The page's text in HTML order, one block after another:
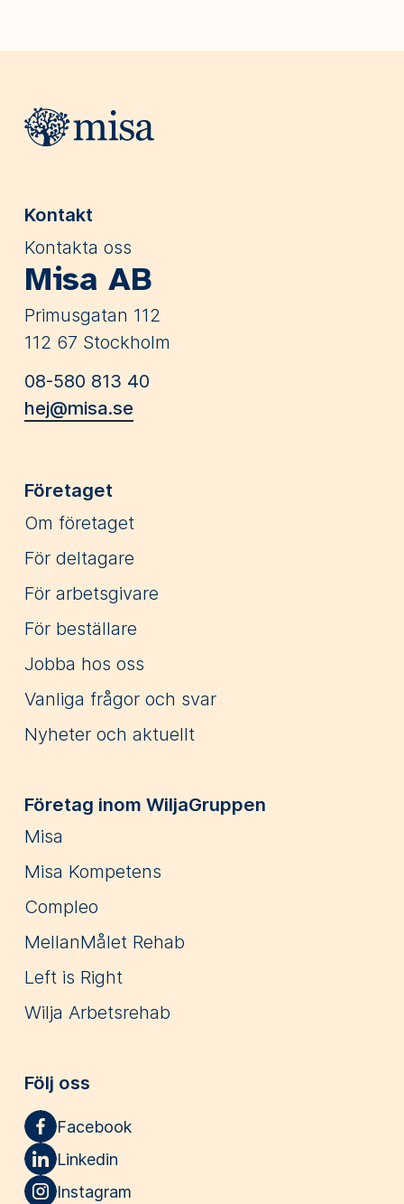
Webbplatsens sidfot
Kontakt
Kontakta oss
Misa AB
Primusgatan 112
112 67 Stockholm
08-580 813 40
hej@misa.se
Företaget
Om företaget
För deltagare
För arbetsgivare
För beställare
Jobba hos oss
Vanliga frågor och svar
Nyheter och aktuellt
Företag inom WiljaGruppen
Misa
Misa Kompetens
Compleo
MellanMålet Rehab
Left is Right
Wilja Arbetsrehab
Följ oss
Facebook
Linkedin
Instagram